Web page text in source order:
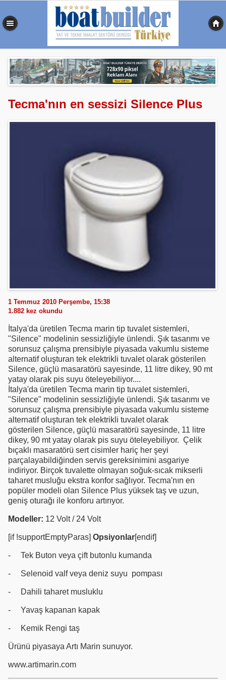
Tecma'nın en sessizi Silence Plus
1 Temmuz 2010 Perşembe, 15:38
1.882 kez okundu
İtalya'da üretilen Tecma marin tip tuvalet sistemleri,
"Silence" modelinin sessizliğiyle ünlendi. Şık tasarımı ve
sorunsuz çalışma prensibiyle piyasada vakumlu sisteme
alternatif oluşturan tek elektrikli tuvalet olarak gösterilen
Silence, güçlü masaratörü sayesinde, 11 litre dikey, 90 mt
yatay olarak pis suyu öteleyebiliyor....
İtalya'da üretilen Tecma marin tip tuvalet sistemleri,
"Silence" modelinin sessizliğiyle ünlendi. Şık tasarımı ve
sorunsuz çalışma prensibiyle piyasada vakumlu sisteme
alternatif oluşturan tek elektrikli tuvalet olarak
gösterilen Silence, güçlü masaratörü sayesinde, 11 litre
dikey, 90 mt yatay olarak pis suyu öteleyebiliyor. Çelik
bıçaklı masaratörü sert cisimler hariç her şeyi
parçalayabildiğinden servis gereksinimini asgariye
indiriyor. Birçok tuvalette olmayan soğuk-sıcak mikserli
taharet musluğu ekstra konfor sağlıyor. Tecma'nın en
popüler modeli olan Silence Plus yüksek taş ve uzun,
geniş oturağı ile konforu artırıyor.
Modeller: 12 Volt / 24 Volt
[if !supportEmptyParas] Opsiyonlar[endif]
- Tek Buton veya çift butonlu kumanda
- Selenoid valf veya deniz suyu pompası
- Dahili taharet musluklu
- Yavaş kapanan kapak
- Kemik Rengi taş
Ürünü piyasaya Artı Marin sunuyor.
www.artimarin.com
0,375 sn